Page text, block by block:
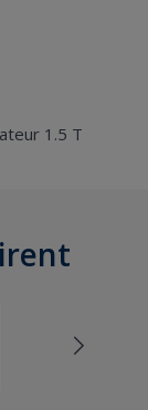
1.5 T